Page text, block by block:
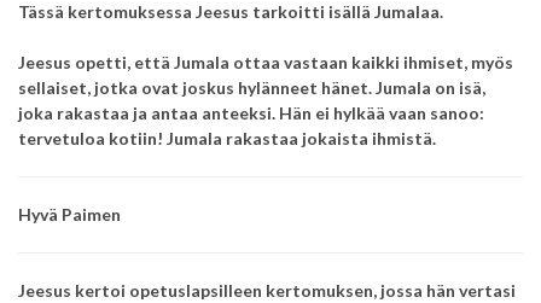
Tässä kertomuksessa Jeesus tarkoitti isällä Jumalaa.
Jeesus opetti, että Jumala ottaa vastaan kaikki ihmiset, myös
sellaiset, jotka ovat joskus hylänneet hänet.Jumala on isä,
joka rakastaa ja antaa anteeksi. Hän ei hylkää vaan sanoo:
tervetuloa kotiin! Jumala rakastaa jokaista ihmistä.
Hyvä Paimen
Jeesus kertoi opetuslapsilleen kertomuksen, jossa hän vertasi